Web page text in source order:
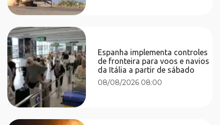
Espanha implementa controles
de fronteira para voos e navios
da Itália a partir de sábado
08/08/2026 08:00